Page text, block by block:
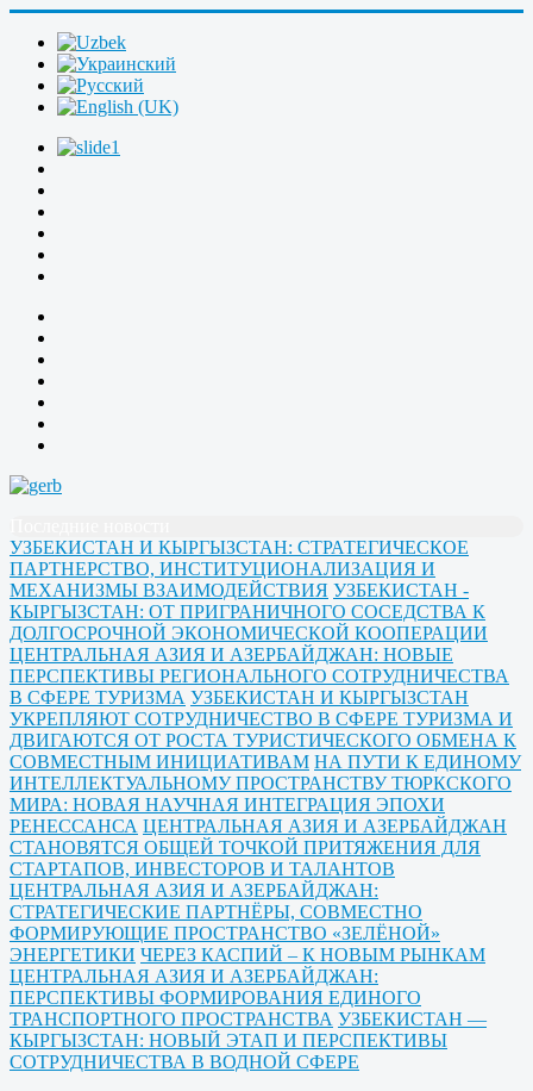
УЗБЕКИСТАН И КЫРГЫЗСТАН: СТРАТЕГИЧЕСКОЕ
ПАРТНЕРСТВО, ИНСТИТУЦИОНАЛИЗАЦИЯ И
МЕХАНИЗМЫ ВЗАИМОДЕЙСТВИЯ УЗБЕКИСТАН -
КЫРГЫЗСТАН: ОТ ПРИГРАНИЧНОГО СОСЕДСТВА К
ДОЛГОСРОЧНОЙ ЭКОНОМИЧЕСКОЙ КООПЕРАЦИИ
ЦЕНТРАЛЬНАЯ АЗИЯ И АЗЕРБАЙДЖАН: НОВЫЕ
ПЕРСПЕКТИВЫ РЕГИОНАЛЬНОГО СОТРУДНИЧЕСТВА
В СФЕРЕ ТУРИЗМА УЗБЕКИСТАН И КЫРГЫЗСТАН
УКРЕПЛЯЮТ СОТРУДНИЧЕСТВО В СФЕРЕ ТУРИЗМА И
ДВИГАЮТСЯ ОТ РОСТА ТУРИСТИЧЕСКОГО ОБМЕНА К
СОВМЕСТНЫМ ИНИЦИАТИВАМ НА ПУТИ К ЕДИНОМУ
ИНТЕЛЛЕКТУАЛЬНОМУ ПРОСТРАНСТВУ ТЮРКСКОГО
МИРА: НОВАЯ НАУЧНАЯ ИНТЕГРАЦИЯ ЭПОХИ
РЕНЕССАНСА ЦЕНТРАЛЬНАЯ АЗИЯ И АЗЕРБАЙДЖАН
СТАНОВЯТСЯ ОБЩЕЙ ТОЧКОЙ ПРИТЯЖЕНИЯ ДЛЯ
СТАРТАПОВ, ИНВЕСТОРОВ И ТАЛАНТОВ
ЦЕНТРАЛЬНАЯ АЗИЯ И АЗЕРБАЙДЖАН:
СТРАТЕГИЧЕСКИЕ ПАРТНЁРЫ, СОВМЕСТНО
ФОРМИРУЮЩИЕ ПРОСТРАНСТВО «ЗЕЛЁНОЙ»
ЭНЕРГЕТИКИ ЧЕРЕЗ КАСПИЙ – К НОВЫМ РЫНКАМ
ЦЕНТРАЛЬНАЯ АЗИЯ И АЗЕРБАЙДЖАН:
ПЕРСПЕКТИВЫ ФОРМИРОВАНИЯ ЕДИНОГО
ТРАНСПОРТНОГО ПРОСТРАНСТВА УЗБЕКИСТАН —
КЫРГЫЗСТАН: НОВЫЙ ЭТАП И ПЕРСПЕКТИВЫ
СОТРУДНИЧЕСТВА В ВОДНОЙ СФЕРЕ